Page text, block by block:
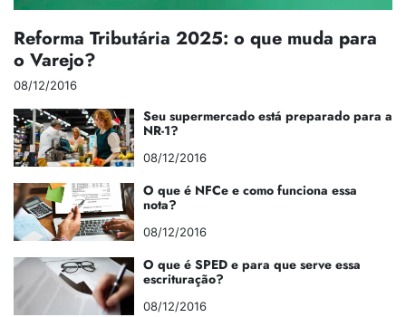
Reforma Tributária 2025: o que muda para
o Varejo?
08/12/2016
Seu supermercado está preparado para a
NR-1?
08/12/2016
O que é NFCe e como funciona essa
nota?
08/12/2016
O que é SPED e para que serve essa
escrituração?
08/12/2016